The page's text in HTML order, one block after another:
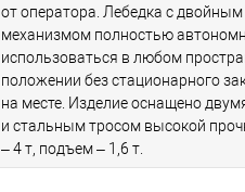
от оператора. Лебедка с
механизмом полностью
использоваться в любом
положении без стационарного
на месте. Изделие оснащено
и стальным тросом высокой
– 4 т, подъем – 1,6 т.